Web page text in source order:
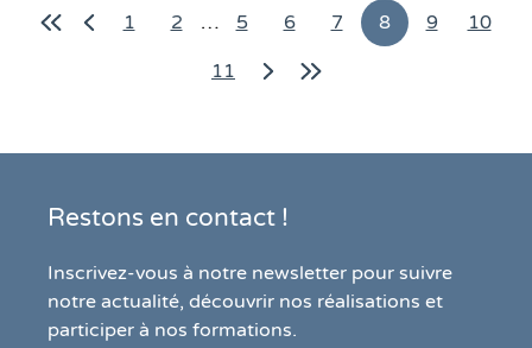
Première page
Page précédente
Aller à la page
1
Aller à la page
2 …
Aller à la page
5
Aller à la page
6
Aller à la page
7 8
Aller à la
9
Aller
10
Aller à la page
11 Page suivante
Dernière page
Restons en contact !
Inscrivez-vous à notre newsletter pour suivre
notre actualité, découvrir nos réalisations et
participer à nos formations.